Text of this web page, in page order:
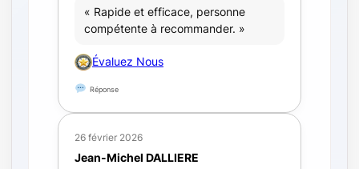
« Rapide et efficace, personne
compétente à recommander. »
Évaluez Nous
Réponse
26 février 2026
Jean-Michel DALLIERE